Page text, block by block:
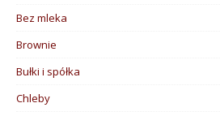
Bez mleka
Brownie
Bułki i spółka
Chleby